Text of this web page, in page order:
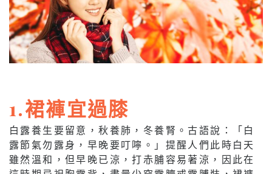
1.裙褲宜過膝
白露養生要留意，秋養肺，冬養腎。古語說：「白
露節氣勿露身，早晚要叮嚀。」提醒人們此時白天
雖然溫和，但早晚已涼，打赤脯容易著涼，因此在